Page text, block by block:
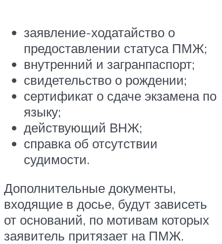
заявление-ходатайство о
предоставлении статуса ПМЖ;
внутренний и загранпаспорт;
свидетельство о рождении;
сертификат о сдаче экзамена по
языку;
действующий ВНЖ;
справка об отсутствии
судимости.
Дополнительные документы,
входящие в досье, будут зависеть
от оснований, по мотивам которых
заявитель притязает на ПМЖ.